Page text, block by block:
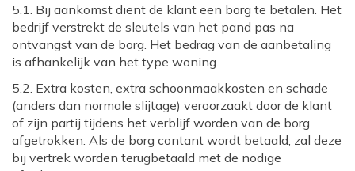
5.1. Bij aankomst dient de klant een borg te betalen. Het
bedrijf verstrekt de sleutels van het pand pas na
ontvangst van de borg. Het bedrag van de aanbetaling
is afhankelijk van het type woning.
5.2. Extra kosten, extra schoonmaakkosten en schade
(anders dan normale slijtage) veroorzaakt door de klant
of zijn partij tijdens het verblijf worden van de borg
afgetrokken. Als de borg contant wordt betaald, zal deze
bij vertrek worden terugbetaald met de nodige